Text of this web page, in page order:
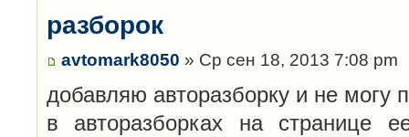
разборок
avtomark8050 » Ср сен 18, 2013 7:08 pm
добавляю авторазборку и не могу
в авторазборках на странице